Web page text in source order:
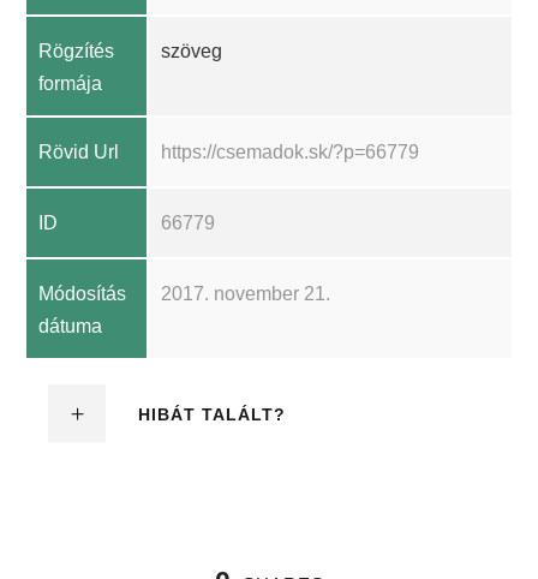
Rögzítés
formája
szöveg
Rövid Url https://csemadok.sk/?p=66779
ID 66779
Módosítás
dátuma
2017. november 21.
HIBÁT TALÁLT?